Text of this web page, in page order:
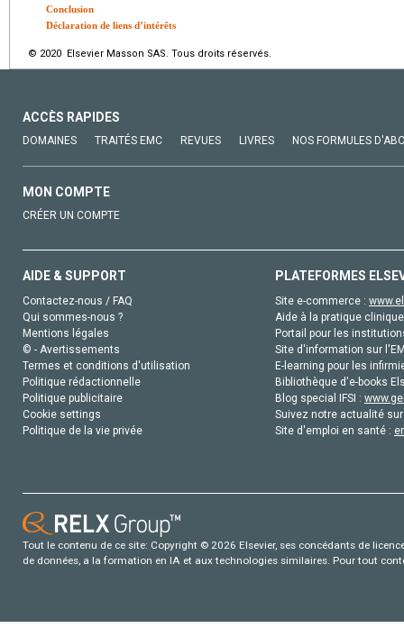
Conclusion
Déclaration de liens d’intérêts
© 2020 Elsevier Masson SAS. Tous droits réservés.
ACCÈS RAPIDES
DOMAINES TRAITÉS EMC REVUES LIVRES NOS FORMULES
MON COMPTE
CRÉER UN COMPTE
AIDE & SUPPORT
Contactez-nous / FAQ
Qui sommes-nous ?
Mentions légales
© - Avertissements
Termes et conditions d'utilisation
Politique rédactionnelle
Politique publicitaire
Cookie settings
Politique de la vie privée
PLATEFORMES
Site e-commerce :
Aide à la pratique
Portail pour les
Site d'information sur
E-learning pour les
Bibliothèque d'e-books
Blog special IFSI :
Suivez notre actualité
Site d'emploi en santé :
Tout le contenu de ce site: Copyright © 2026 Elsevier, ses concédants de
de données, a la formation en IA et aux technologies similaires. Pour tout